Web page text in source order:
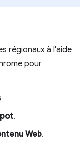
régionaux à l'aide
pour
.
Web.